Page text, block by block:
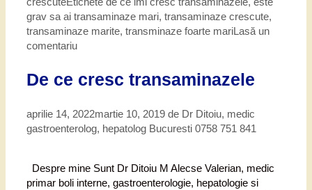
grav sa ai transaminaze mari, transaminaze crescute,
transaminaze marite, transminaze foarte mariLasă un
comentariu
De ce cresc transaminazele
aprilie 14, 2022martie 10, 2019 de Dr Ditoiu, medic
gastroenterolog, hepatolog Bucuresti 0758 751 841
Despre mine Sunt Dr Ditoiu M Alecse Valerian, medic
primar boli interne, gastroenterologie, hepatologie si